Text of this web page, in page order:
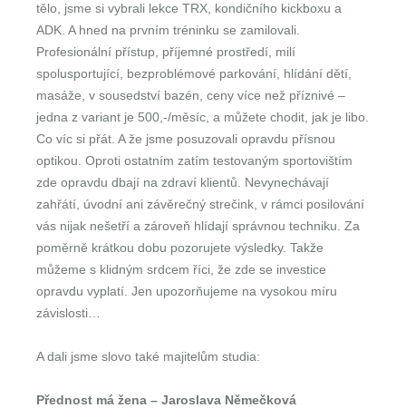
tělo, jsme si vybrali lekce TRX, kondičního kickboxu a
ADK. A hned na prvním tréninku se zamilovali.
Profesionální přístup, příjemné prostředí, milí
spolusportující, bezproblémové parkování, hlídání dětí,
masáže, v sousedství bazén, ceny více než příznivé –
jedna z variant je 500,-/měsíc, a můžete chodit, jak je libo.
Co víc si přát. A že jsme posuzovali opravdu přísnou
optikou. Oproti ostatním zatím testovaným sportovištím
zde opravdu dbají na zdraví klientů. Nevynechávají
zahřátí, úvodní ani závěrečný strečink, v rámci posilování
vás nijak nešetří a zároveň hlídají správnou techniku. Za
poměrně krátkou dobu pozorujete výsledky. Takže
můžeme s klidným srdcem říci, že zde se investice
opravdu vyplatí. Jen upozorňujeme na vysokou míru
závislosti…
A dali jsme slovo také majitelům studia:
Přednost má žena – Jaroslava Němečková